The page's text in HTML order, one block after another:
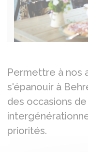
Permettre à nos
s'épanouir à
des occasions
priorités.